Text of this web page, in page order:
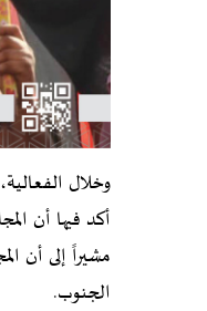
وخلال
أكد فيها أن
مشيراً إلى أن
الجنوب.